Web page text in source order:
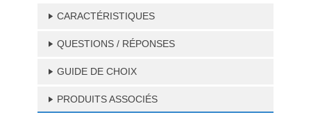
CARACTÉRISTIQUES
QUESTIONS / RÉPONSES
GUIDE DE CHOIX
PRODUITS ASSOCIÉS